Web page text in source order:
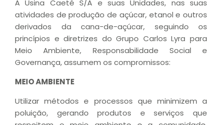
A Usina Caeté S/A e suas Unidades, nas suas
atividades de produção de açúcar, etanol e outros
derivados da cana-de-açúcar, seguindo os
princípios e diretrizes do Grupo Carlos Lyra para
Meio Ambiente, Responsabilidade Social e
Governança, assumem os compromissos:
MEIO AMBIENTE
Utilizar métodos e processos que minimizem a
poluição, gerando produtos e serviços que